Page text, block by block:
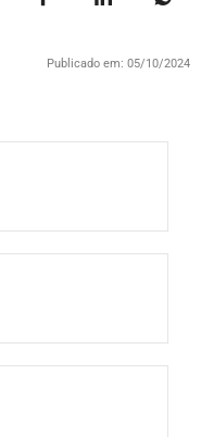
Publicado em: 05/10/2024